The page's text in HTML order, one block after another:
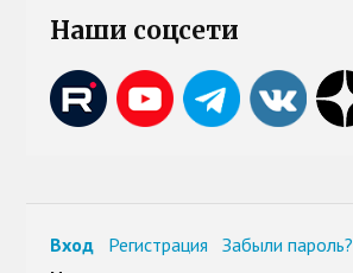
Наши соцсети
Вход Регистрация
Забыли пароль?